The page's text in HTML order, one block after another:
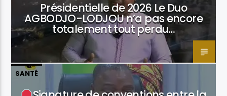
Présidentielle de 2026 Le Duo
AGBODJO-LODJOU n’a pas encore
totalement tout perdu…
SANTÉ